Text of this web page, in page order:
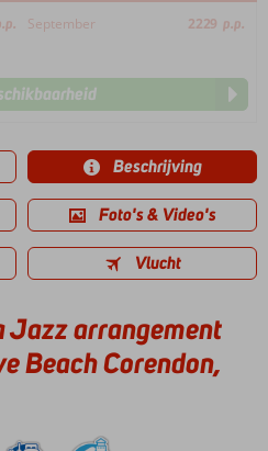
September 2229 p.p.
Beschrijving
Foto's & Video's
Vlucht
Jazz arrangement
Beach Corendon,